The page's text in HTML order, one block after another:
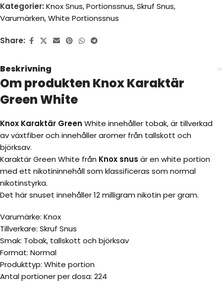
Kategorier: Knox Snus,Portionssnus,Skruf Snus,
Varumärken,White Portionssnus
Share:
Beskrivning
Om produkten Knox Karaktär
Green White
Knox Karaktär Green White innehåller tobak, är tillverkad
av växtfiber och innehåller aromer från tallskott och
björksav.
Karaktär Green White från Knox snus är en white portion
med ett nikotininnehåll som klassificeras som normal
nikotinstyrka.
Det här snuset innehåller 12 milligram nikotin per gram.
Varumärke: Knox
Tillverkare: Skruf Snus
Smak: Tobak, tallskott och björksav
Format: Normal
Produkttyp: White portion
Antal portioner per dosa: 224